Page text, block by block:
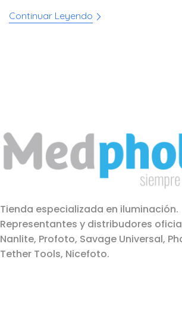
Continuar Leyendo
Tienda especializada en iluminación.
Representantes y distribudores
Nanlite, Profoto, Savage Universal,
Tether Tools, Nicefoto.